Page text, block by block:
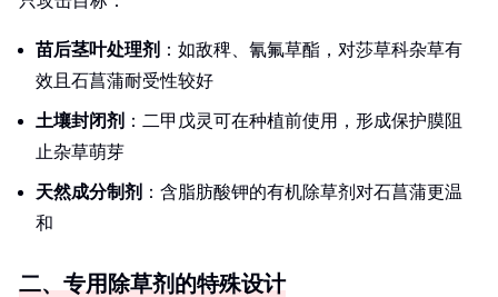
苗后茎叶处理剂 ：如敌稗、氰氟草酯，对莎草科杂草有
效且石菖蒲耐受性较好
土壤封闭剂 ：二甲戊灵可在种植前使用，形成保护膜阻
止杂草萌芽
天然成分制剂 ：含脂肪酸钾的有机除草剂对石菖蒲更温
和
二、专用除草剂的特殊设计